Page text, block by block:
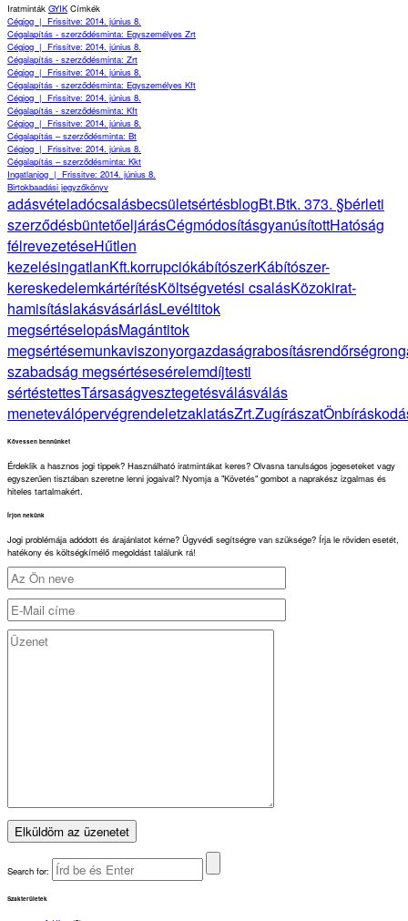
Iratminták GYIK Címkék
Cégjog | Frissitve: 2014. június 8.
Cégalapítás - szerződésminta: Egyszemélyes Zrt
Cégjog | Frissitve: 2014. június 8.
Cégalapítás - szerződésminta: Zrt
Cégjog | Frissitve: 2014. június 8.
Cégalapítás - szerződésminta: Egyszemélyes Kft
Cégjog | Frissitve: 2014. június 8.
Cégalapítás - szerződésminta: Kft
Cégjog | Frissitve: 2014. június 8.
Cégalapítás – szerződésminta: Bt
Cégjog | Frissitve: 2014. június 8.
Cégalapítás – szerződésminta: Kkt
Ingatlanjog | Frissitve: 2014. június 8.
Birtokbaadási jegyzőkönyv
adásvételadócsalásbecsületsértésblogBt.Btk. 373. §bérleti
szerződésbüntetőeljárásCégmódosításgyanúsítottHatóság
félrevezetéseHűtlen
kezelésingatlanKft.korrupciókábítószerKábítószer-
kereskedelemkártérítésKöltségvetési csalásKözokirat-
hamisításlakásvásárlásLevéltitok
megsértéselopásMagántitok
megsértésemunkaviszonyorgazdaságrabosításrendőrség
szabadság megsértésesérelemdíjtesti
sértéstettesTársaságvesztegetésválásválás
meneteválópervégrendeletzaklatásZrt.Zugírászat
Kövessen bennünket
Érdeklik a hasznos jogi tippek? Használható iratmintákat keres? Olvasna tanulságos jogeseteket vagy
egyszerűen tisztában szeretne lenni jogaival? Nyomja a "Követés" gombot a naprakész izgalmas és
hiteles tartalmakért.
Írjon nekünk
Jogi problémája adódott és árajánlatot kérne? Ügyvédi segítségre van szüksége? Írja le röviden esetét,
hatékony és költségkímélő megoldást találunk rá!
Search for:
Szakterületek